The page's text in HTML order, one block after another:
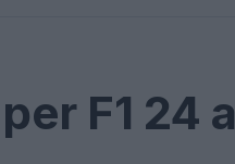
F1 24 a